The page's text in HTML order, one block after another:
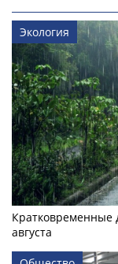
Экология
Кратковременные
августа